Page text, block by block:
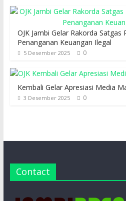
OJK Jambi Gelar Rakorda
Penanganan Keuangan Ilegal
5 Desember 2025 0
Kembali Gelar Apresiasi Media
3 Desember 2025 0
Contact